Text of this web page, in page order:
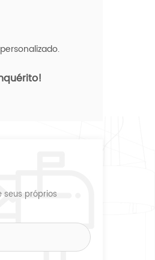
próprios